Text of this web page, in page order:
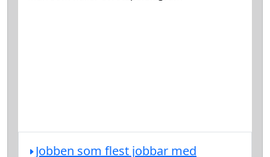
Jobben som flest jobbar med